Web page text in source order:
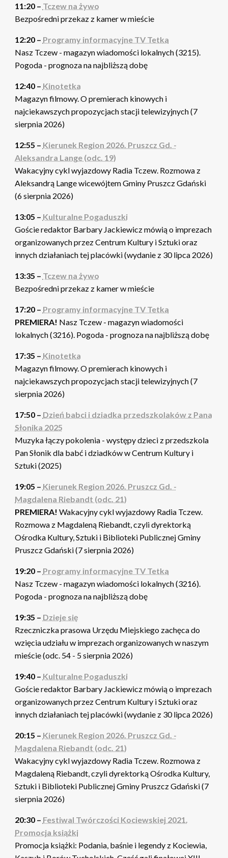
11:20 – Tczew na żywo
Bezpośredni przekaz z kamer w mieście
12:20 – Programy informacyjne TV Tetka
Nasz Tczew - magazyn wiadomości lokalnych (3215).
Pogoda - prognoza na najbliższą dobę
12:40 – Kinotetka
Magazyn filmowy. O premierach kinowych i
najciekawszych propozycjach stacji telewizyjnych (7
sierpnia 2026)
12:55 – Kierunek Region 2026. Pruszcz Gd. -
Aleksandra Lange (odc. 19)
Wakacyjny cykl wyjazdowy Radia Tczew. Rozmowa z
Aleksandrą Lange wicewójtem Gminy Pruszcz Gdański
(6 sierpnia 2026)
13:05 – Kulturalne Pogaduszki
Goście redaktor Barbary Jackiewicz mówią o imprezach
organizowanych przez Centrum Kultury i Sztuki oraz
innych działaniach tej placówki (wydanie z 30 lipca 2026)
13:35 – Tczew na żywo
Bezpośredni przekaz z kamer w mieście
17:20 – Programy informacyjne TV Tetka
PREMIERA! Nasz Tczew - magazyn wiadomości
lokalnych (3216). Pogoda - prognoza na najbliższą dobę
17:35 – Kinotetka
Magazyn filmowy. O premierach kinowych i
najciekawszych propozycjach stacji telewizyjnych (7
sierpnia 2026)
17:50 – Dzień babci i dziadka przedszkolaków z Pana
Słonika 2025
Muzyka łączy pokolenia - występy dzieci z przedszkola
Pan Słonik dla babć i dziadków w Centrum Kultury i
Sztuki (2025)
19:05 – Kierunek Region 2026. Pruszcz Gd. -
Magdalena Riebandt (odc. 21)
PREMIERA! Wakacyjny cykl wyjazdowy Radia Tczew.
Rozmowa z Magdaleną Riebandt, czyli dyrektorką
Ośrodka Kultury, Sztuki i Biblioteki Publicznej Gminy
Pruszcz Gdański (7 sierpnia 2026)
19:20 – Programy informacyjne TV Tetka
Nasz Tczew - magazyn wiadomości lokalnych (3216).
Pogoda - prognoza na najbliższą dobę
19:35 – Dzieje się
Rzeczniczka prasowa Urzędu Miejskiego zachęca do
wzięcia udziału w imprezach organizowanych w naszym
mieście (odc. 54 - 5 sierpnia 2026)
19:40 – Kulturalne Pogaduszki
Goście redaktor Barbary Jackiewicz mówią o imprezach
organizowanych przez Centrum Kultury i Sztuki oraz
innych działaniach tej placówki (wydanie z 30 lipca 2026)
20:15 – Kierunek Region 2026. Pruszcz Gd. -
Magdalena Riebandt (odc. 21)
Wakacyjny cykl wyjazdowy Radia Tczew. Rozmowa z
Magdaleną Riebandt, czyli dyrektorką Ośrodka Kultury,
Sztuki i Biblioteki Publicznej Gminy Pruszcz Gdański (7
sierpnia 2026)
20:30 – Festiwal Twórczości Kociewskiej 2021.
Promocja książki
Promocja książki: Podania, baśnie i legendy z Kociewia,